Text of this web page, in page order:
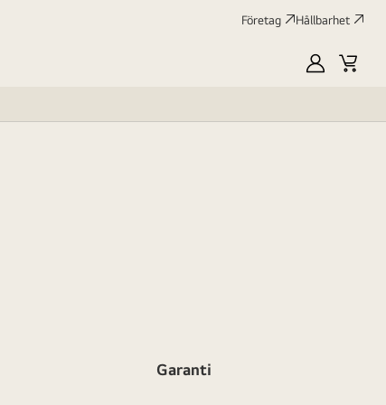
Företag Hållbarhet
MyLG
Garanti